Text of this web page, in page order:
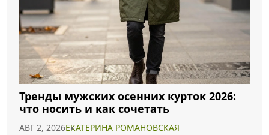
Тренды мужских осенних курток 2026:
что носить и как сочетать
АВГ 2, 2026ЕКАТЕРИНА РОМАНОВСКАЯ